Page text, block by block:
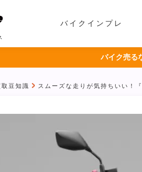
バイクインプレ
バイク売る
豆知識 スムーズな走りが気持ちいい！